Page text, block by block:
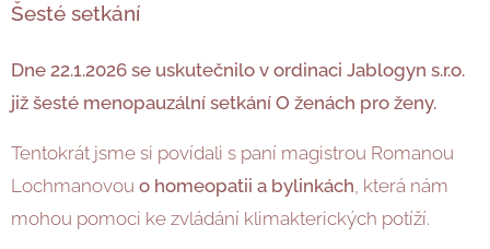
Šesté setkání
Dne 22.1.2026 se uskutečnilo v ordinaci Jablogyn s.r.o.
již šesté menopauzální setkání O ženách pro ženy.
Tentokrát jsme si povídali s paní magistrou Romanou
Lochmanovou o homeopatii a bylinkách, která nám
mohou pomoci ke zvládání klimakterických potíží.